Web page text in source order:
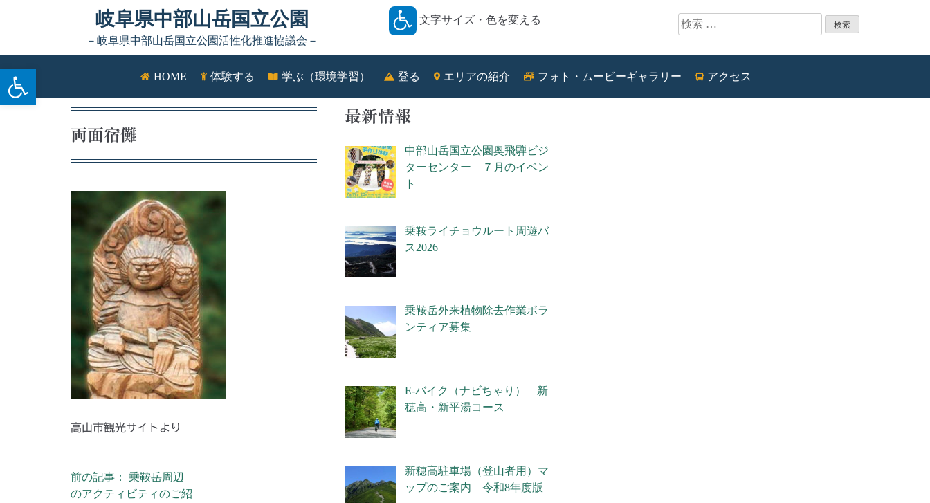
ツールバーを開く
岐阜県中部山岳国立公園
－岐阜県中部山岳国立公園活性化推進協議会－
文字サイズ・色を変える 検索:
HOME 体験する 学ぶ（環境学習） 登る エリアの紹介 フォト・ムービーギャラリー アクセス
両面宿儺
高山市観光サイトより
投稿ナビゲーション
前の記事： 乗鞍岳周辺
のアクティビティのご紹
最新情報
中部山岳国立公園奥飛騨ビジ
ターセンター ７月のイベン
ト
乗鞍ライチョウルート周遊バ
ス2026
乗鞍岳外来植物除去作業ボラ
ンティア募集
E-バイク（ナビちゃり） 新
穂高・新平湯コース
新穂高駐車場（登山者用）マ
ップのご案内 令和8年度版